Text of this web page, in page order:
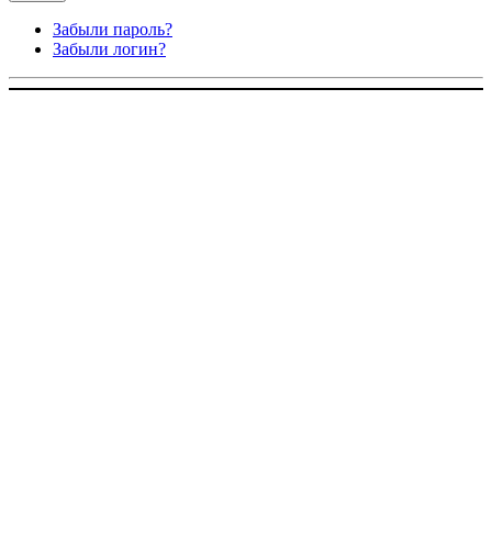
Забыли пароль?
Забыли логин?